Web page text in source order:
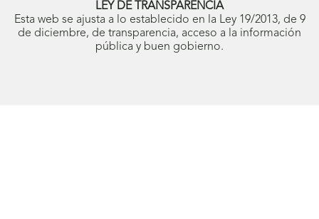
LEY DE TRANSPARENCIA
Esta web se ajusta a lo establecido en la Ley 19/2013, de 9
de diciembre, de transparencia, acceso a la información
pública y buen gobierno.